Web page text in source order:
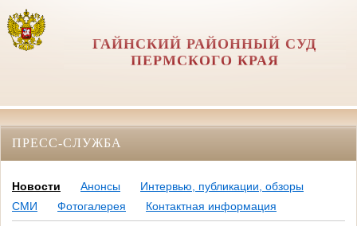
ГАЙНСКИЙ РАЙОННЫЙ СУД
ПЕРМСКОГО КРАЯ
ПРЕСС-СЛУЖБА
Новости Анонсы
Интервью, публикации, обзоры
СМИ
Фотогалерея Контактная информация